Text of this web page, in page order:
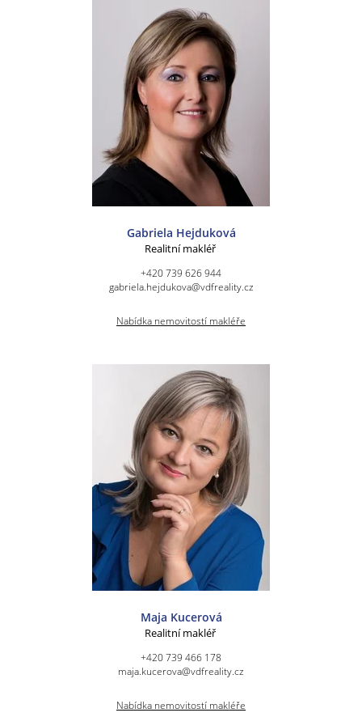
Gabriela Hejduková
Realitní makléř
+420 739 626 944
gabriela.hejdukova@vdfreality.cz
Nabídka nemovitostí makléře
Maja Kucerová
Realitní makléř
+420 739 466 178
maja.kucerova@vdfreality.cz
Nabídka nemovitostí makléře